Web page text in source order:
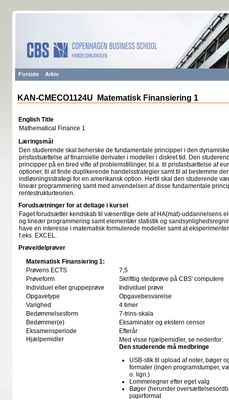
Forside Arkiv
KAN-CMECO1124U Matematisk Finansiering 1
English Title
Mathematical Finance 1
Læringsmål
Den studerende skal beherske de fundamentale principper i den
prisfastsættelse af finansielle derivater i modeller i diskret tid. Den
principper på en bred vifte af problemstillinger, bl.a. til prisfastsættelse af
optioner, til at finde duplikerende handelsstrategier samt til at bestemme
indløsningsstrategi for en amerikansk option. Hertil skal den studerende
lineær programmering samt med anvendelsen af disse fundamentale
rentestrukturteorien.
Forudsætninger for at deltage i kurset
Faget forudsætter kendskab til væsentlige dele af HA(mat)-uddannelsens
og lineær programmering samt elementær statistik og
have en interesse i matematisk formulerede modeller samt at
f.eks. EXCEL.
Prøve/delprøver
Matematisk Finansiering 1:
Prøvens ECTS
7,5
Prøveform
Skriftlig stedprøve på CBS' computere
Individuel eller gruppeprøve
Individuel prøve
Opgavetype
Opgavebesvarelse
Varighed
4 timer
Bedømmelsesform
7-trins-skala
Bedømmer(e)
Eksaminator og ekstern censor
Eksamensperiode
Efterår
Hjælpemidler
Med visse hjælpemidler, se nedenfor:
Den studerende må medbringe
USB-stik til upload af noter, bøger
formater (ingen programstumper,
o. lign.)
Lommeregner efter eget valg
Bøger (herunder
papirformat